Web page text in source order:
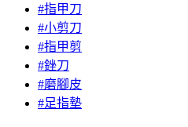
#指甲刀
#小剪刀
#指甲剪
#銼刀
#磨腳皮
#足指墊